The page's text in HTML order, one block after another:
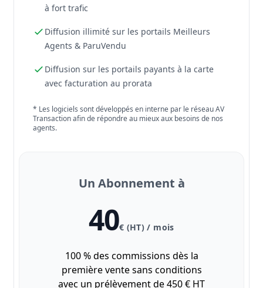
à fort trafic
Diffusion illimité sur les portails Meilleurs
Agents & ParuVendu
Diffusion sur les portails payants à la carte
avec facturation au prorata
* Les logiciels sont développés en interne par le réseau AV
Transaction afin de répondre au mieux aux besoins de nos
agents.
Un Abonnement à
40€ (HT) / mois
100 % des commissions dès la
première vente sans conditions
avec un prélèvement de 450 € HT